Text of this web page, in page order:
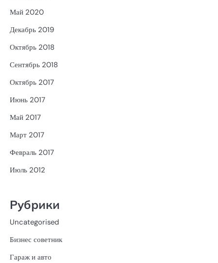
Май 2020
Декабрь 2019
Октябрь 2018
Сентябрь 2018
Октябрь 2017
Июнь 2017
Май 2017
Март 2017
Февраль 2017
Июль 2012
Рубрики
Uncategorised
Бизнес советник
Гараж и авто